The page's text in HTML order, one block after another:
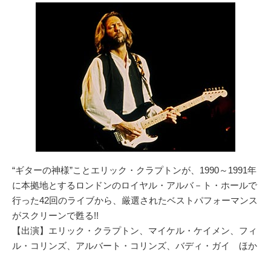
“ギターの神様”ことエリック・クラプトンが、1990～1991年
に本拠地とするロンドンのロイヤル・アルバ－ト・ホールで
行った42回のライブから、厳選されたベストパフォーマンス
がスクリーンで甦る!!
【出演】エリック・クラプトン、マイケル・ケイメン、フィ
ル・コリンズ、アルバート・コリンズ、バディ・ガイ ほか